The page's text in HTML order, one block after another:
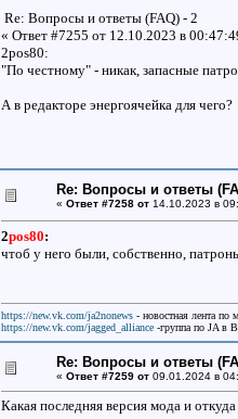
Re: Вопросы и ответы (FAQ) - 2
« Ответ #7255 от 12.10.2023 в
2pos80:
"По честному" - никак, запасные
А в редакторе энергоячейка для чего?
Re: Вопросы и ответы
« Ответ #7258 от14.10.2023 в
2pos80:
чтоб у него были, собственно,
https://new.vk.com/ja2nonews- новостная лента по
https://new.vk.com/jagged_alliance-группа по JA в
Re: Вопросы и ответы
« Ответ #7259 от09.01.2024 в
Какая последняя версия мода и откуда